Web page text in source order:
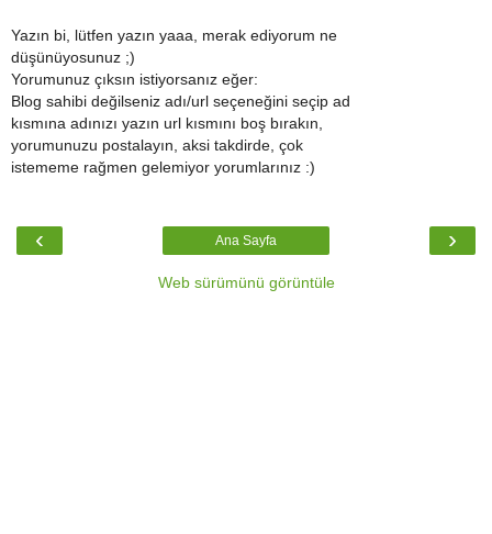
Yazın bi, lütfen yazın yaaa, merak ediyorum ne
düşünüyosunuz ;)
Yorumunuz çıksın istiyorsanız eğer:
Blog sahibi değilseniz adı/url seçeneğini seçip ad
kısmına adınızı yazın url kısmını boş bırakın,
yorumunuzu postalayın, aksi takdirde, çok
istememe rağmen gelemiyor yorumlarınız :)
‹ ›
Ana Sayfa
Web sürümünü görüntüle